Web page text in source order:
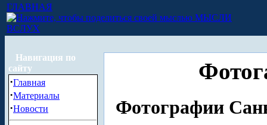
ГЛАВНАЯ
МЫСЛИ
ВСЛУХ
Навигация по
сайту
·Главная
·Материалы
·Новости Фотографии